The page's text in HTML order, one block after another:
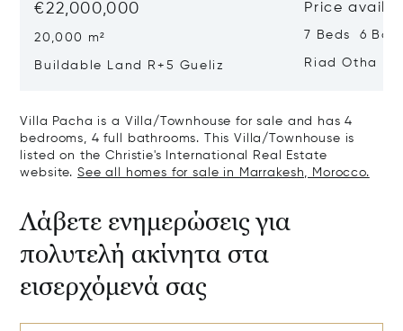
€22,000,000
20,000 m²
Buildable Land R+5 Gueliz
Price
7 Beds 6
Riad Otha
Villa Pacha is a Villa/Townhouse for sale and has 4
bedrooms, 4 full bathrooms. This Villa/Townhouse is
listed on the Christie's International Real Estate
website. See all homes for sale in Marrakesh, Morocco.
Λάβετε ενημερώσεις για
πολυτελή ακίνητα στα
εισερχόμενά σας